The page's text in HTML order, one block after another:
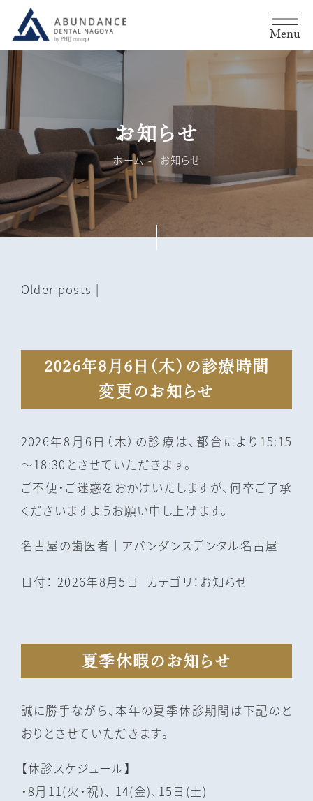
お知らせ
ホーム お知らせ
Older posts |
2026年8月6日（木）の診療時間
変更のお知らせ
2026年8月6日（木）の診療は、都合により15:15
～18:30とさせていただきます。
ご不便・ご迷惑をおかけいたしますが、何卒ご了承
くださいますようお願い申し上げます。
名古屋の⻭医者｜アバンダンスデンタル名古屋
日付：2026年8月5日 カテゴリ： お知らせ
夏季休暇のお知らせ
誠に勝手ながら、本年の夏季休診期間は下記のと
おりとさせていただきます。
【休診スケジュール】
・8月11(火・祝)、 14(金)、15日(土)
Menu